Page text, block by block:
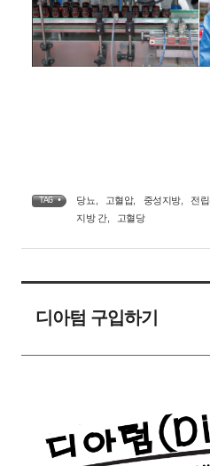
TAG • 당뇨, 고혈압, 중성지방, 전
지방 간, 고혈당
디아텀 구입하기